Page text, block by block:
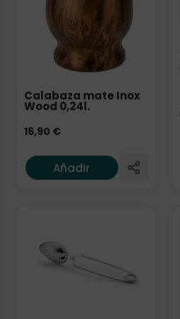
Calabaza mate Inox
Wood 0,24l.
16,90 €
Añadir